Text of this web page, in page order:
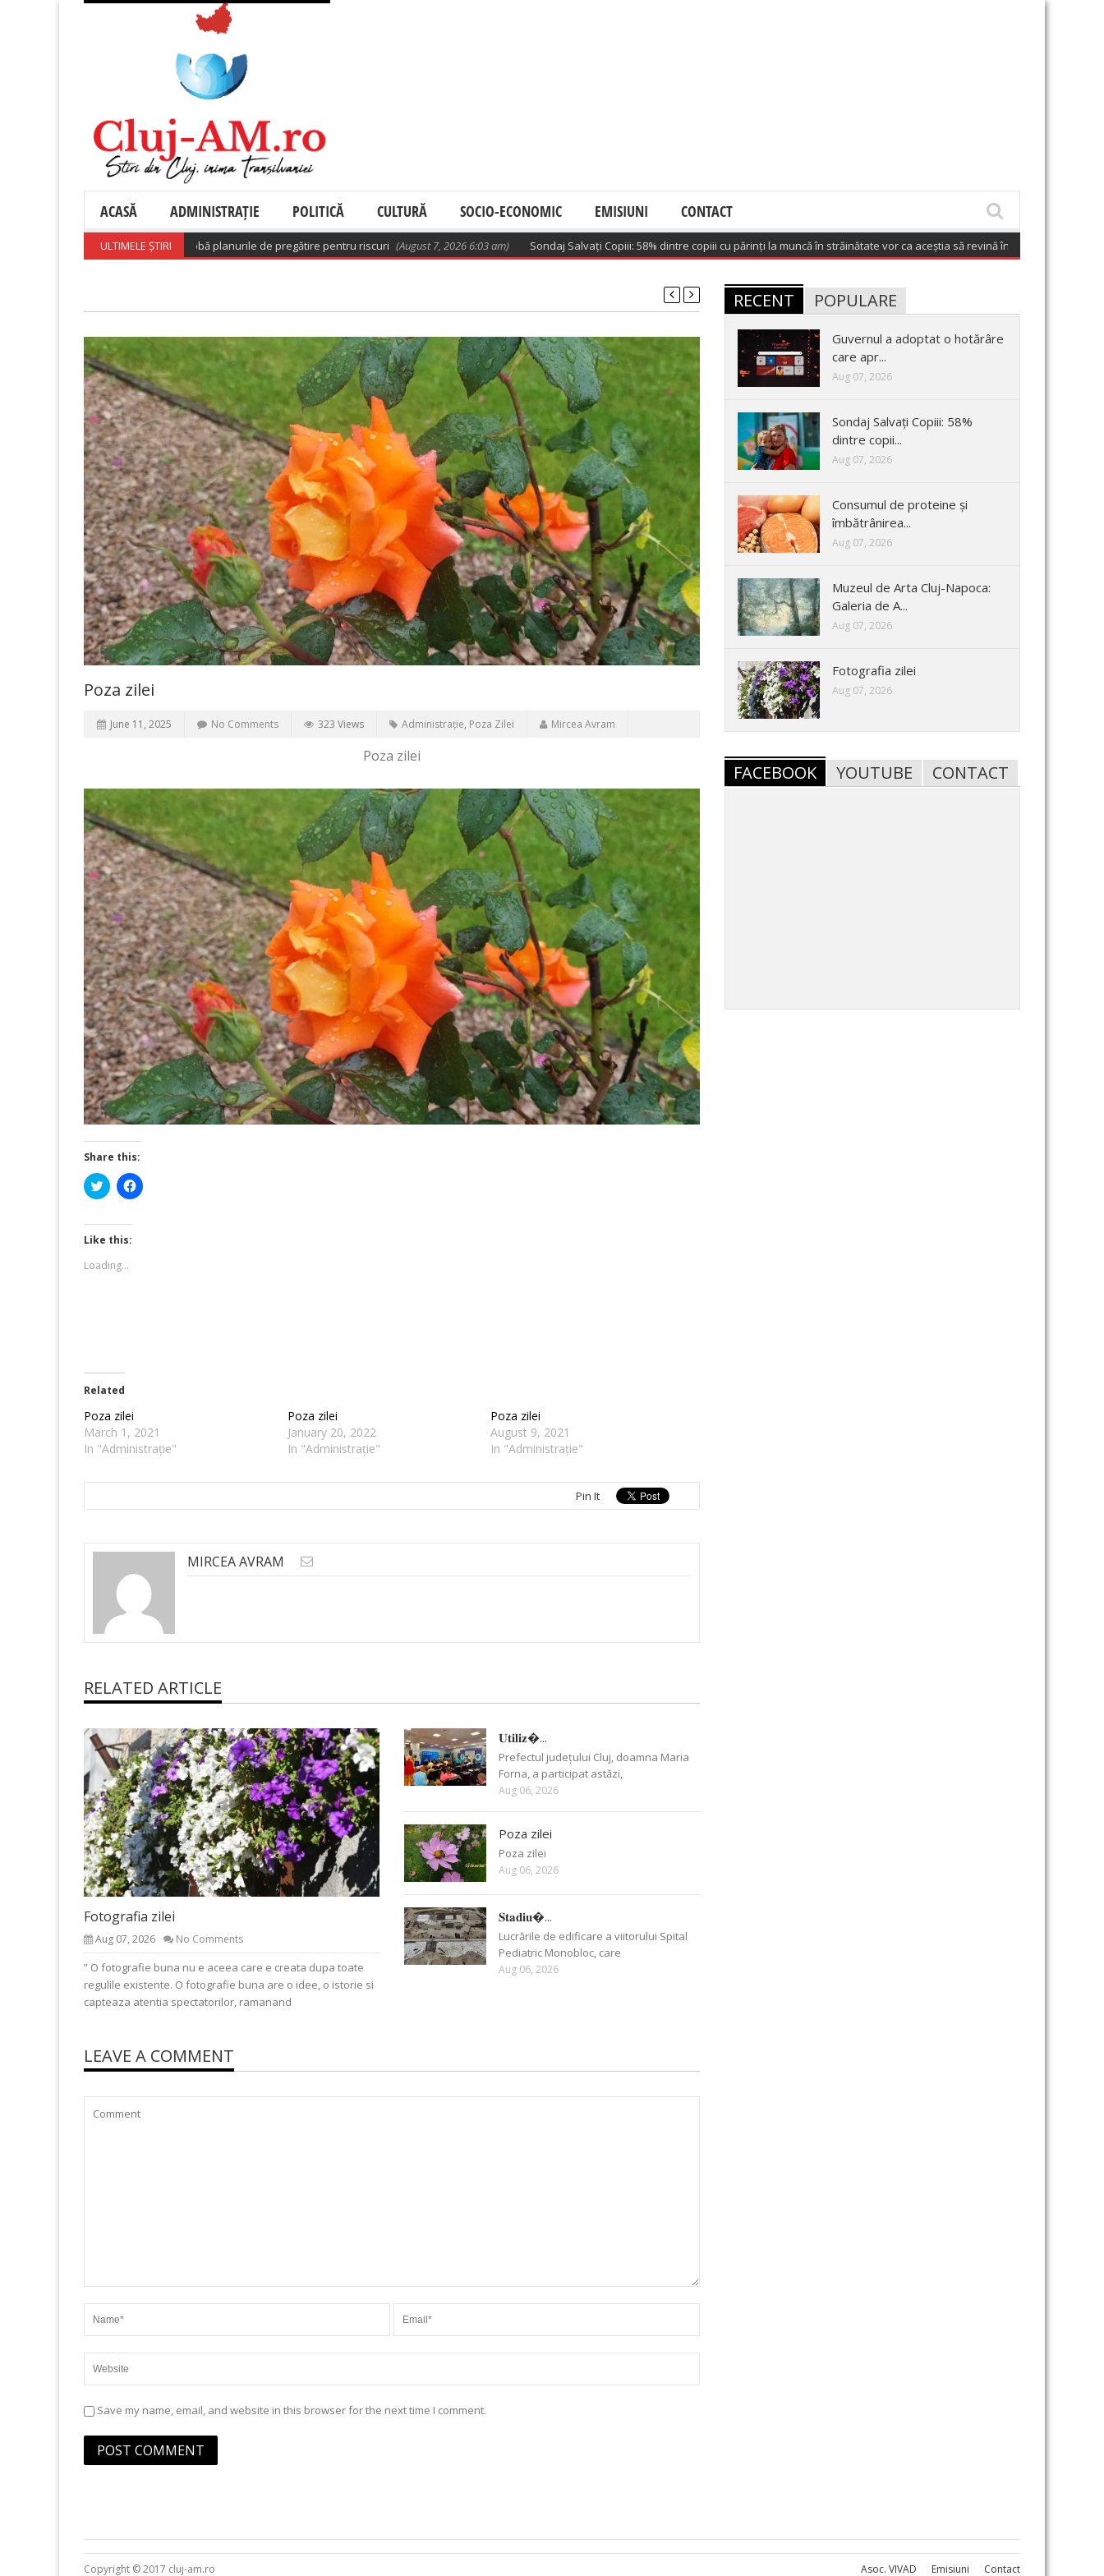
ACASĂ ADMINISTRAȚIE POLITICĂ CULTURĂ SOCIO-ECONOMIC EMISIUNI CONTACT
ULTIMELE ȘTIRI
adoptat o hotărâre care aprobă planurile de pregătire pentru riscuri (August 7, 2026 6:03 am) Sondaj Salvați Copiii: 58% dintre copiii cu părinți la muncă în străinătate vor ca aceștia să revină în România
Poza zilei
June 11, 2025 No Comments 323 Views Administrație, Poza Zilei Mircea Avram
Poza zilei
Share this:
Click
to
Twitter
(Opens
in
new
window)
Click
to
Like this:
Loading...
Related
Poza zilei
March 1, 2021
In "Administrație"
Poza zilei
January 20, 2022
In "Administrație"
Poza zilei
August 9, 2021
In "Administrație"
Pin It
MIRCEA AVRAM
RELATED ARTICLE
Fotografia zilei
Aug 07, 2026 No Comments
” O fotografie buna nu e aceea care e creata dupa toate
regulile existente. O fotografie buna are o idee, o istorie si
capteaza atentia spectatorilor, ramanand
𝐔𝐭𝐢𝐥𝐢𝐳�...
Prefectul județului Cluj, doamna Maria
Forna, a participat astăzi,
Aug 06, 2026
Poza zilei
Poza zilei
Aug 06, 2026
𝐒𝐭𝐚𝐝𝐢𝐮�...
Lucrările de edificare a viitorului Spital
Pediatric Monobloc, care
Aug 06, 2026
LEAVE A COMMENT
Save my name, email, and website in this browser for the next time I comment.
RECENT POPULARE
Guvernul a adoptat o hotărâre
care apr...
Aug 07, 2026
Sondaj Salvați Copiii: 58%
dintre copii...
Aug 07, 2026
Consumul de proteine și
îmbătrânirea...
Aug 07, 2026
Muzeul de Arta Cluj-Napoca:
Galeria de A...
Aug 07, 2026
Fotografia zilei
Aug 07, 2026
FACEBOOK YOUTUBE CONTACT
Copyright © 2017 cluj-am.ro Asoc. VIVAD Emisiuni Contact